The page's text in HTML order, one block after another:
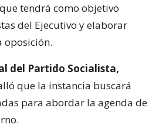
tendrá como objetivo
del Ejecutivo y elaborar
oposición.
del Partido Socialista,
que la instancia buscará
para abordar la agenda de